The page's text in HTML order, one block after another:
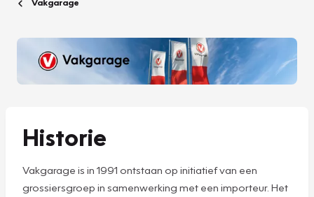
Historie
Vakgarage is in 1991 ontstaan op initiatief van een
grossiersgroep in samenwerking met een importeur. Het